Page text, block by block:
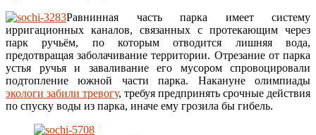
Равнинная часть парка имеет систему
ирригационных каналов, связанных с протекающим через
парк ручьём, по которым отводится лишняя вода,
предотвращая заболачивание территории. Отрезание от парка
устья ручья и заваливание его мусором спровоцировали
подтопление южной части парка. Накануне олимпиады
экологи забили тревогу, требуя предпринять срочные действия
по спуску воды из парка, иначе ему грозила бы гибель.